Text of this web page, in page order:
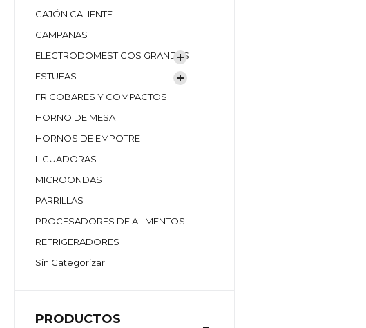
CAJÓN CALIENTE
CAMPANAS
ELECTRODOMESTICOS GRANDES
ESTUFAS
FRIGOBARES Y COMPACTOS
HORNO DE MESA
HORNOS DE EMPOTRE
LICUADORAS
MICROONDAS
PARRILLAS
PROCESADORES DE ALIMENTOS
REFRIGERADORES
Sin Categorizar
PRODUCTOS